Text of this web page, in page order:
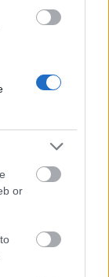
or
fél
a
nem
idézzem...
de